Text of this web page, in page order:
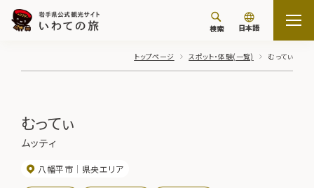
検索 日本語
トップページ スポット・体験(一覧) むってぃ
むってぃ
ムッティ
八幡平市 県央エリア